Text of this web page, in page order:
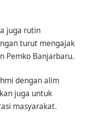
juga rutin
turut mengajak
Pemko Banjarbaru.
dengan alim
juga untuk
masyarakat.